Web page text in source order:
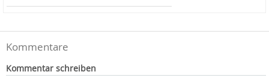
Kommentare
Kommentar schreiben